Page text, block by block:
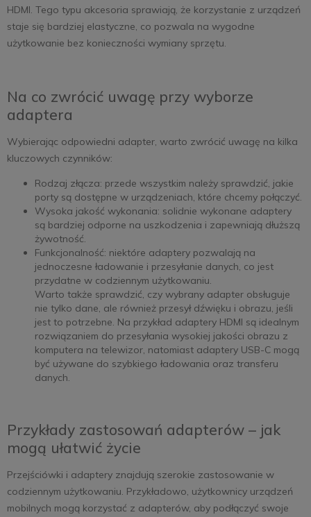
HDMI. Tego typu akcesoria sprawiają, że korzystanie z urządzeń
staje się bardziej elastyczne, co pozwala na wygodne
użytkowanie bez konieczności wymiany sprzętu.
Na co zwrócić uwagę przy wyborze
adaptera
Wybierając odpowiedni adapter, warto zwrócić uwagę na kilka
kluczowych czynników:
Rodzaj złącza: przede wszystkim należy sprawdzić, jakie
porty są dostępne w urządzeniach, które chcemy połączyć.
Wysoka jakość wykonania: solidnie wykonane adaptery
są bardziej odporne na uszkodzenia i zapewniają dłuższą
żywotność.
Funkcjonalność: niektóre adaptery pozwalają na
jednoczesne ładowanie i przesyłanie danych, co jest
przydatne w codziennym użytkowaniu.
Warto także sprawdzić, czy wybrany adapter obsługuje
nie tylko dane, ale również przesył dźwięku i obrazu, jeśli
jest to potrzebne. Na przykład adaptery HDMI są idealnym
rozwiązaniem do przesyłania wysokiej jakości obrazu z
komputera na telewizor, natomiast adaptery USB-C mogą
być używane do szybkiego ładowania oraz transferu
danych.
Przykłady zastosowań adapterów – jak
mogą ułatwić życie
Przejściówki i adaptery znajdują szerokie zastosowanie w
codziennym użytkowaniu. Przykładowo, użytkownicy urządzeń
mobilnych mogą korzystać z adapterów, aby podłączyć swoje